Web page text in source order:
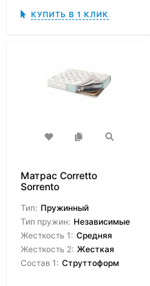
КУПИТЬ В 1 КЛИК
Матрас Corretto
Sorrento
Тип: Пружинный
Тип пружин: Независимые
Жесткость 1: Средняя
Жесткость 2: Жесткая
Состав 1: Струттоформ